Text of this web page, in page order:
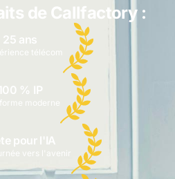
de Callfactory :
25 ans
télécom
% IP
moderne
pour l'IA
vers l'avenir